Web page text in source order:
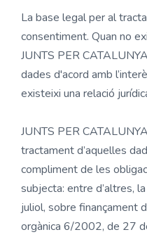
La base legal per al
consentiment. Quan no
JUNTS PER
dades d'acord amb
existeixi una relació
JUNTS PER
tractament d’aquelles
compliment de les
subjecta: entre d’altres,
juliol, sobre finançament
orgànica 6/2002, de 27